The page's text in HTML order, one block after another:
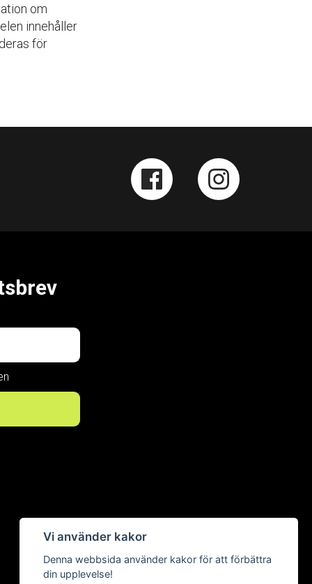
om
innehåller
för
Now, for
Vi använder kakor
Denna webbsida använder kakor för att förbättra
din upplevelse!